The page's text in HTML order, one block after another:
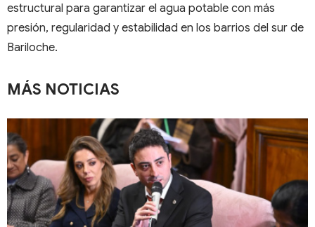
estructural para garantizar el agua potable con más
presión, regularidad y estabilidad en los barrios del sur de
Bariloche.
MÁS NOTICIAS